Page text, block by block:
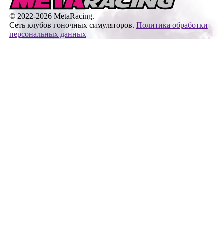
© 2022-2026 MetaRacing.
Сеть клубов гоночных симуляторов. Политика обработки
персональных данных